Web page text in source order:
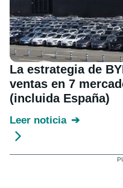
La estrategia de
ventas en 7
(incluida España)
Leer noticia